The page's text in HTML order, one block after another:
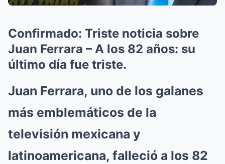
Confirmado: Triste noticia sobre
Juan Ferrara – A los 82 años: su
último día fue triste.
Juan Ferrara, uno de los galanes
más emblemáticos de la
televisión mexicana y
latinoamericana, falleció a los 82